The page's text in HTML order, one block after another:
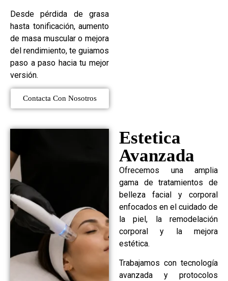
Desde pérdida de grasa
hasta tonificación, aumento
de masa muscular o mejora
del rendimiento, te guiamos
paso a paso hacia tu mejor
versión.
Contacta Con Nosotros
Estetica
Avanzada
Ofrecemos una amplia
gama de tratamientos de
belleza facial y corporal
enfocados en el cuidado de
la piel, la remodelación
corporal y la mejora
estética.
Trabajamos con tecnología
avanzada y protocolos